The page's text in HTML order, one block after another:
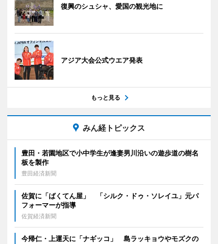
復興のシュシャ、愛国の観光地に
アジア大会公式ウエア発表
もっと見る
みん経トピックス
豊田・若園地区で小中学生が逢妻男川沿いの遊歩道の樹名
板を製作
豊田経済新聞
佐賀に「ばくてん屋」 「シルク・ドゥ・ソレイユ」元パ
フォーマーが指導
佐賀経済新聞
今帰仁・上運天に「ナギッコ」 島ラッキョウやモズクの